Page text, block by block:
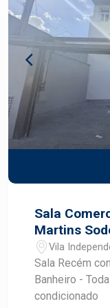
Sala
Martins
Vila
Sala Recém
Banheiro - Toda Infraestrutura pra Ar
condicionado